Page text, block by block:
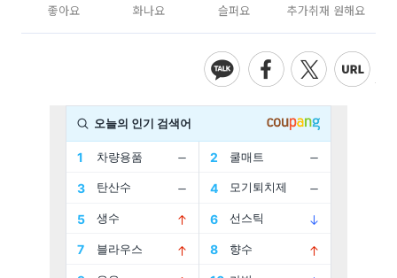
좋아요 화나요 슬퍼요 추가취재 원해요